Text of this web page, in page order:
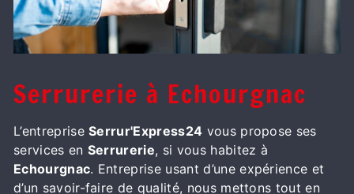
Serrurerie à Echourgnac
L’entrepriseSerrur'Express24 vous propose ses
services en Serrurerie, si vous habitez à
Echourgnac. Entreprise usant d’une expérience et
d’un savoir-faire de qualité, nous mettons tout en